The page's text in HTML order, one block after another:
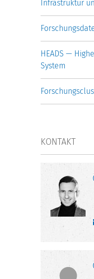
Infrastruktur
HEADS —
System
KONTAKT